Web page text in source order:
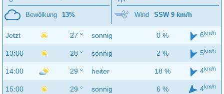
Bewölkung 13% Wind SSW 9 km/h
Jetzt 27 ° sonnig 0 % 6km/h
13:00 28 ° sonnig 2 % 5km/h
14:00 29 ° heiter 18 % 4km/h
15:00 29 ° sonnig 6 % 4km/h